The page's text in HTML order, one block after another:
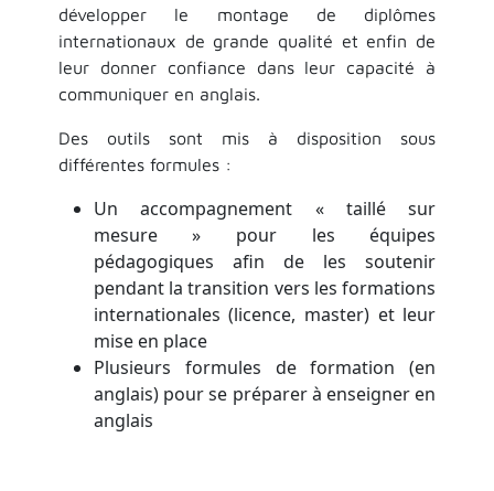
développer le montage de diplômes
internationaux de grande qualité et enfin de
leur donner confiance dans leur capacité à
communiquer en anglais.
Des outils sont mis à disposition sous
différentes formules :
Un accompagnement « taillé sur
mesure » pour les équipes
pédagogiques afin de les soutenir
pendant la transition vers les formations
internationales (licence, master) et leur
mise en place
Plusieurs formules de formation (en
anglais) pour se préparer à enseigner en
anglais